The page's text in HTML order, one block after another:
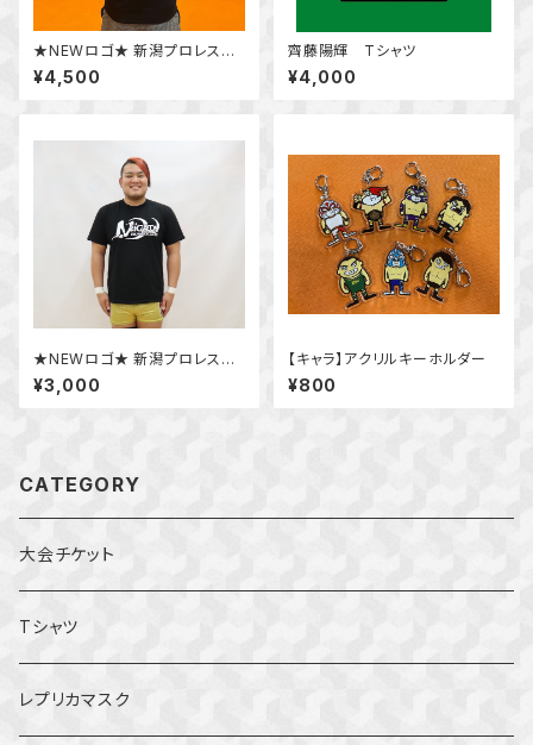
★NEWロゴ★ 新潟プロレスオ
リジナルパーカー
¥4,500
齊藤陽輝 Tシャツ
¥4,000
★NEWロゴ★ 新潟プロレスロ
ゴTシャツ
¥3,000
【キャラ】アクリルキーホルダー
¥800
CATEGORY
大会チケット
Tシャツ
レプリカマスク